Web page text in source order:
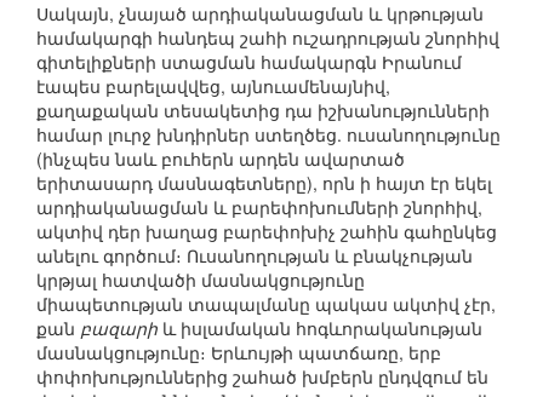
Սակայն, չնայած արդիականացման և կրթության
համակարգի հանդեպ շահի ուշադրության շնորհիվ
գիտելիքների ստացման համակարգն Իրանում
էապես բարելավվեց, այնուամենայնիվ,
քաղաքական տեսակետից դա իշխանությունների
համար լուրջ խնդիրներ ստեղծեց. ուսանողությունը
(ինչպես նաև բուհերն արդեն ավարտած
երիտասարդ մասնագետները), որն ի հայտ էր եկել
արդիականացման և բարեփոխումների շնորհիվ,
ակտիվ դեր խաղաց բարեփոխիչ շահին գահընկեց
անելու գործում։ Ուսանողության և բնակչության
կրթյալ հատվածի մասնակցությունը
միապետության տապալմանը պակաս ակտիվ չէր,
քան բազարի և իսլամական հոգևորականության
մասնակցությունը։ Երևույթի պատճառը, երբ
փոփոխություններից շահած խմբերն ընդվզում են